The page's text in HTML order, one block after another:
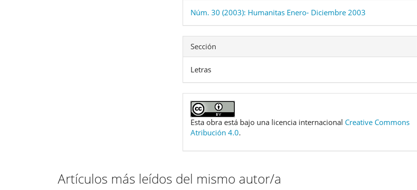
Núm. 30 (2003): Humanitas Enero- Diciembre 2003
Sección
Letras
Esta obra está bajo una licencia internacional Creative Commons
Atribución 4.0.
Artículos más leídos del mismo autor/a